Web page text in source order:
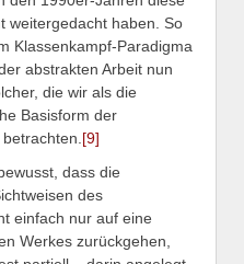
weitergedacht haben. So
Klassenkampf-Paradigma
abstrakten Arbeit nun
die wir als die
Basisform der
[9]
dass die
des
einfach nur auf eine
Werkes zurückgehen,